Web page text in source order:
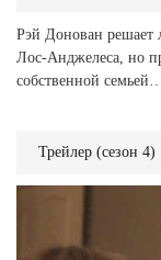
Рэй Донован решает
Лос-Анджелеса, но
собственной
Трейлер (сезон 4)